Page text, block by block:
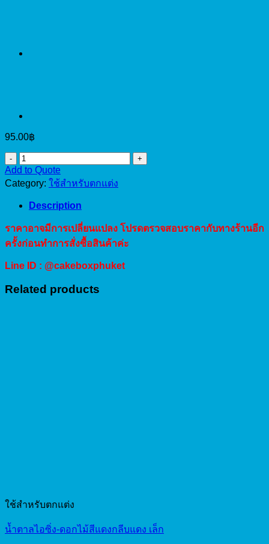
95.00฿
เม็ด
มุก
สี
ขาว
4-
7
100g
quantity
Add to Quote
Category: ใช้สำหรับตกแต่ง
Description
ราคาอาจมีการเปลี่ยนแปลง โปรดตรวจสอบราคากับทางร้านอีก
ครั้งก่อนทำการสั่งซื้อสินค้าค่ะ
Line ID : @cakeboxphuket
Related products
ใช้สำหรับตกแต่ง
น้ำตาลไอซิ่ง-ดอกไม้สีแดงกลีบแดง เล็ก